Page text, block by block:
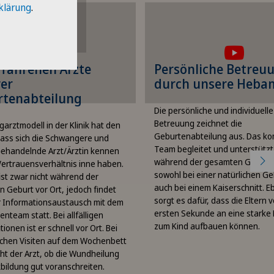
zu können,
aktivieren Sie die
Option in den
Cookie-Einstellungen.
Ärzte
in der Klinik hat den
sich die Schwangere und
Arzt/Ärztin kennen
inne haben.
zwar nicht während der
Geburt vor Ort, jedoch findet
Informationsaustausch mit dem
statt. Bei allfälligen
ist er schnell vor Ort. Bei
Visiten auf dem Wochenbett
der Arzt, ob die Wundheilung
gut voranschreiten.
Verwendung von
zustimmen.
Bitte aktivieren Sie
entsprechende Option
Cookie-Einstellungen
Persönliche
durch unsere
Die persönliche und individuelle
Betreuung zeichnet die
Geburtenabteilung aus. Das
Team begleitet und unterstützt
während der gesamten Geburt
sowohl bei einer natürlichen
auch bei einem Kaiserschnitt.
sorgt es dafür, dass die Eltern
ersten Sekunde an eine starke
zum Kind aufbauen können.
.